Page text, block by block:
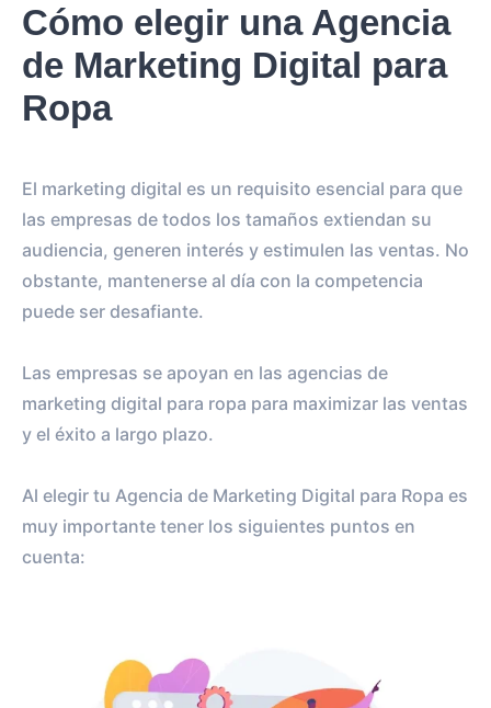
Cómo elegir una Agencia
de Marketing Digital para
Ropa
El marketing digital es un requisito esencial para que
las empresas de todos los tamaños extiendan su
audiencia, generen interés y estimulen las ventas. No
obstante, mantenerse al día con la competencia
puede ser desafiante.
Las empresas se apoyan en las agencias de
marketing digital para ropa para maximizar las ventas
y el éxito a largo plazo.
Al elegir tu Agencia de Marketing Digital para Ropa es
muy importante tener los siguientes puntos en
cuenta: